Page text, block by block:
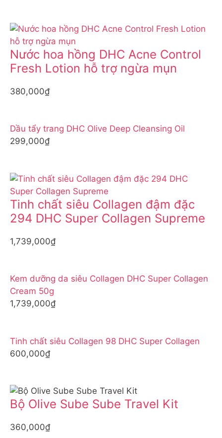
Nước hoa hồng DHC Acne Control
Fresh Lotion hỗ trợ ngừa mụn
380,000₫
Dầu tẩy trang DHC Olive Deep Cleansing Oil
299,000₫
Tinh chất siêu Collagen đậm đặc
294 DHC Super Collagen Supreme
1,739,000₫
Kem dưỡng da siêu Collagen DHC Super Collagen
Cream 50g
1,739,000₫
Tinh chất siêu Collagen 98 DHC Super Collagen
600,000₫
Bộ Olive Sube Sube Travel Kit
360,000₫